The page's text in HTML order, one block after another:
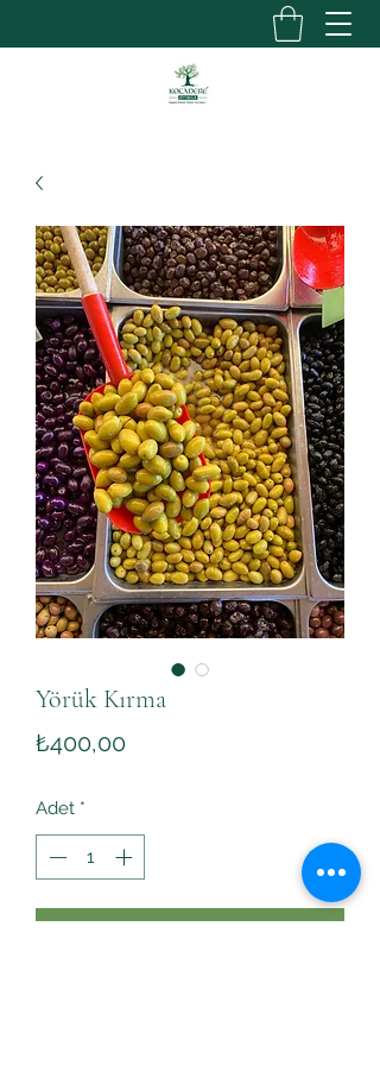
Yörük Kırma
₺400,00Fiyat
Adet *